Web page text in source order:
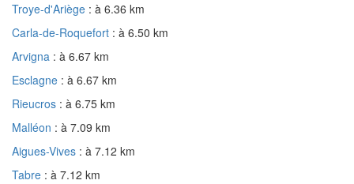
Troye-d'Ariège : à 6.36 km
Carla-de-Roquefort : à 6.50 km
Arvigna : à 6.67 km
Esclagne : à 6.67 km
Rieucros : à 6.75 km
Malléon : à 7.09 km
Aigues-Vives : à 7.12 km
Tabre : à 7.12 km